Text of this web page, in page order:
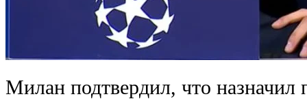
Милан подтвердил, что